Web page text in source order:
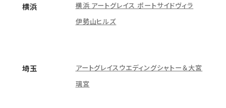
横浜
横浜 アートグレイス ポートサイドヴィラ
伊勢山ヒルズ
埼玉
アートグレイスウエディングシャトー＆大宮
璃宮